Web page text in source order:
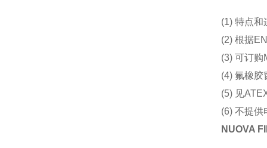
(1) 特点和
(2) 根据
(3) 可订
(4) 氟橡
(5) 见
(6) 不提供
NUOVA